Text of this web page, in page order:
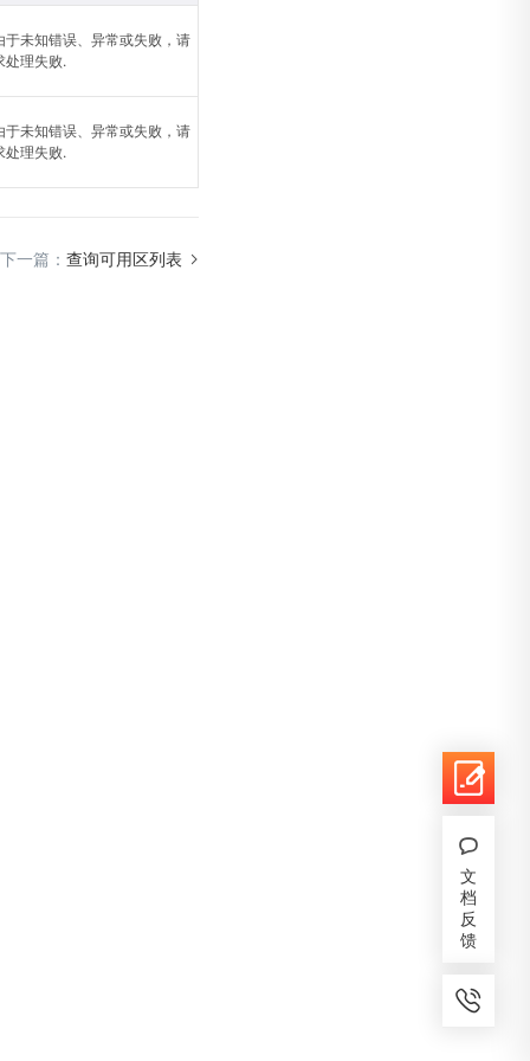
于未知错误、异常或失败，请
处理失败.
于未知错误、异常或失败，请
处理失败.
下一篇： 查询可用区列表
文
档
反
馈